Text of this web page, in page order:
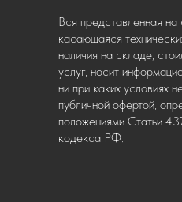
Вся представленная
касающаяся
наличия на складе,
услуг, носит
ни при каких условиях
публичной офертой,
положениями Статьи
кодекса РФ.